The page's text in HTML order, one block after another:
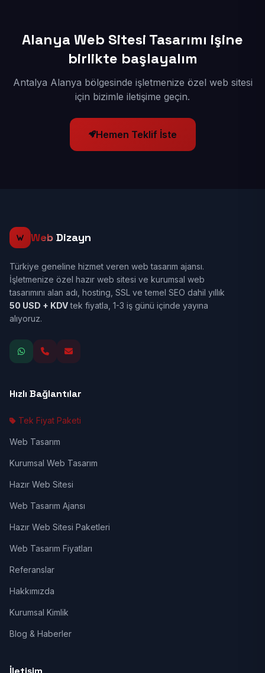
Alanya Web Sitesi Tasarımı işine
birlikte başlayalım
Antalya Alanya bölgesinde işletmenize özel web sitesi
için bizimle iletişime geçin.
Hemen Teklif İste
Web Dizayn
Türkiye geneline hizmet veren web tasarım ajansı.
İşletmenize özel hazır web sitesi ve kurumsal web
tasarımını alan adı, hosting, SSL ve temel SEO dahil yıllık
50 USD + KDVtek fiyatla, 1-3 iş günü içinde yayına
alıyoruz.
Hızlı Bağlantılar
Tek Fiyat Paketi
Web Tasarım
Kurumsal Web Tasarım
Hazır Web Sitesi
Web Tasarım Ajansı
Hazır Web Sitesi Paketleri
Web Tasarım Fiyatları
Referanslar
Hakkımızda
Kurumsal Kimlik
Blog & Haberler